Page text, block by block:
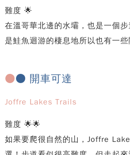
難度 🌟
在溫哥華北邊的水壩，也是一個
是鮭魚迴游的棲息地所以也有一些
●● 開車可達
Joffre Lakes Trails
難度 🌟🌟
如果要爬很自然的山，Joffre